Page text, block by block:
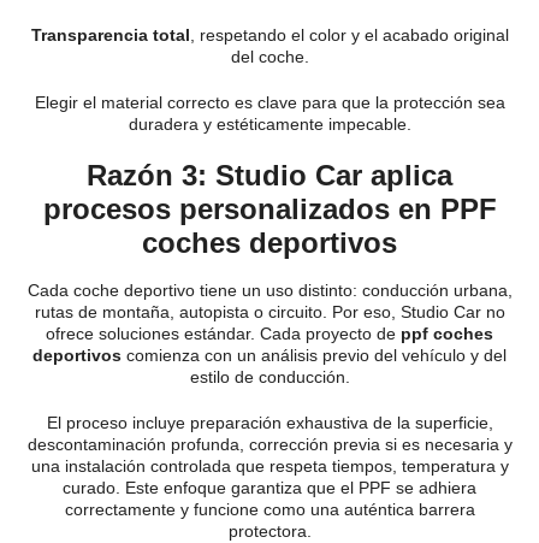
Transparencia total , respetando el color y el acabado original
del coche.
Elegir el material correcto es clave para que la protección sea
duradera y estéticamente impecable.
Razón 3: Studio Car aplica
procesos personalizados en PPF
coches deportivos
Cada coche deportivo tiene un uso distinto: conducción urbana,
rutas de montaña, autopista o circuito. Por eso, Studio Car no
ofrece soluciones estándar. Cada proyecto de ppf coches
deportivos comienza con un análisis previo del vehículo y del
estilo de conducción.
El proceso incluye preparación exhaustiva de la superficie,
descontaminación profunda, corrección previa si es necesaria y
una instalación controlada que respeta tiempos, temperatura y
curado. Este enfoque garantiza que el PPF se adhiera
correctamente y funcione como una auténtica barrera
protectora.